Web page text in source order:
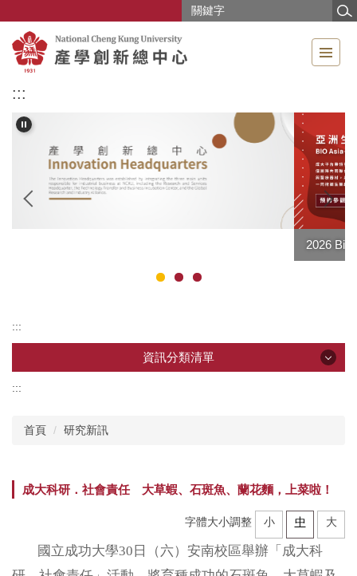
主
要
容
:::
:::
資訊分類清單
所屬研究中心
企業共研中心
:::
首頁 研究新訊
成大科研．社會責任 大草蝦、石斑魚、蘭花麵，上菜啦！
字體大小調整 小 中 大
國立成功大學30日（六）安南校區舉辦「成大科